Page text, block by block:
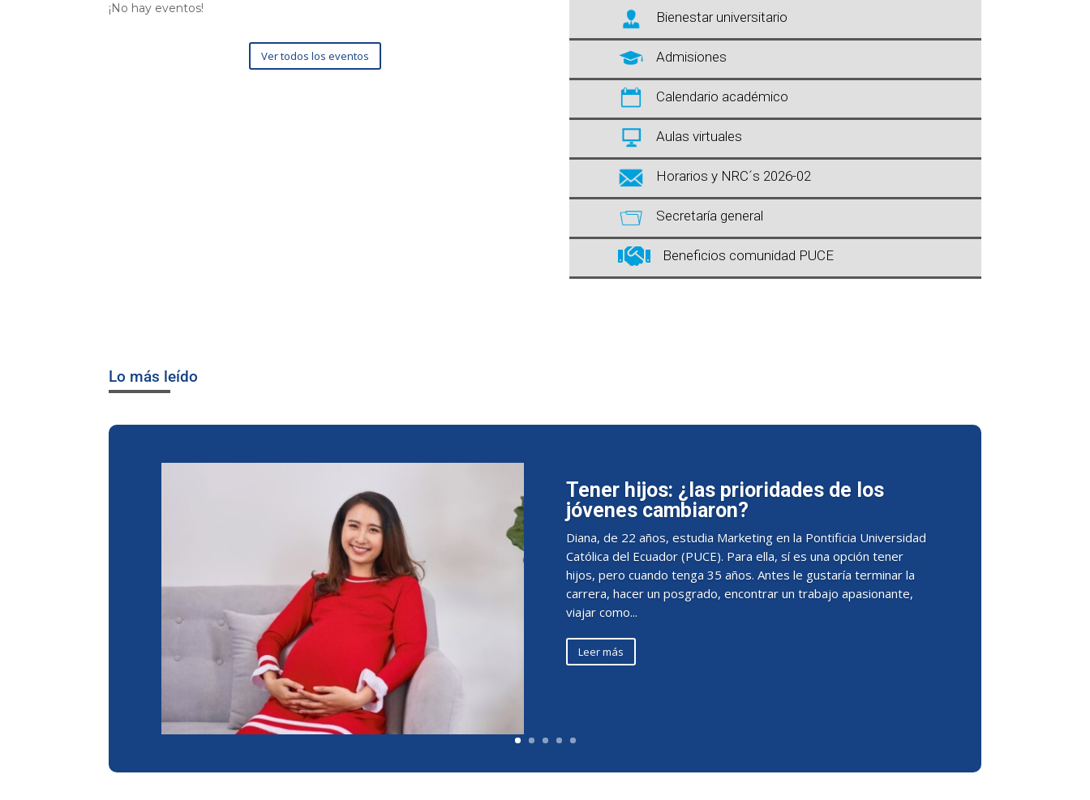
¡No hay eventos!
Ver todos los eventos
Bienestar universitario
Admisiones
Calendario académico
Aulas virtuales
Horarios y NRC´s 2026-02
Secretaría general
 Beneficios comunidad PUCE
Lo más leído
Tener hijos: ¿las prioridades de los
jóvenes cambiaron?
Diana, de 22 años, estudia Marketing en la Pontificia Universidad
Católica del Ecuador (PUCE). Para ella, sí es una opción tener
hijos, pero cuando tenga 35 años. Antes le gustaría terminar la
carrera, hacer un posgrado, encontrar un trabajo apasionante,
viajar como...
Leer más